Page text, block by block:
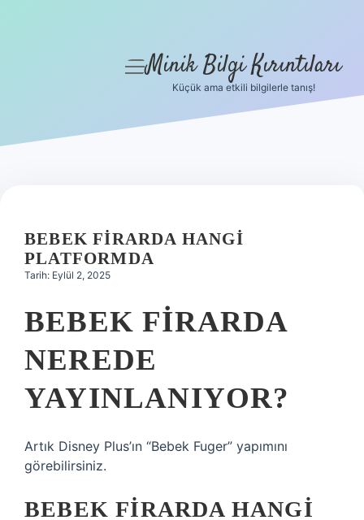
Hakkımızda
menüyü
Minik Bilgi Kırıntıları
Küçük ama etkili bilgilerle tanış!
BEBEK FIRARDA HANGI
PLATFORMDA
Tarih: Eylül 2, 2025
BEBEK FIRARDA
NEREDE
YAYINLANIYOR?
Artık Disney Plus’ın “Bebek Fuger” yapımını
görebilirsiniz.
BEBEK FIRARDA HANGI